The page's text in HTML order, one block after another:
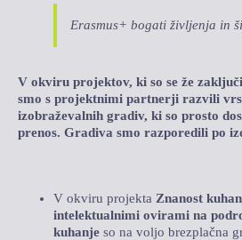
Erasmus+ bogati življenja in
V okviru projektov, ki so se že
smo s projektnimi partnerji razvili
izobraževalnih gradiv, ki so prosto
prenos. Gradiva smo razporedili po
V okviru projekta Znanost
intelektualnimi ovirami na
kuhanje so na voljo brezplačna